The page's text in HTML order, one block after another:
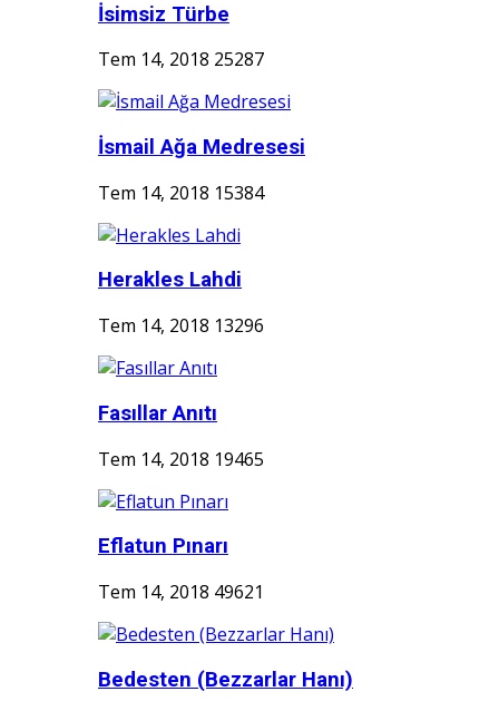
İsimsiz Türbe
Tem 14, 2018 25287
İsmail Ağa Medresesi
Tem 14, 2018 15384
Herakles Lahdi
Tem 14, 2018 13296
Fasıllar Anıtı
Tem 14, 2018 19465
Eflatun Pınarı
Tem 14, 2018 49621
Bedesten (Bezzarlar Hanı)